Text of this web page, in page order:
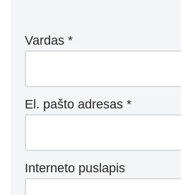
Vardas *
El. pašto adresas *
Interneto puslapis